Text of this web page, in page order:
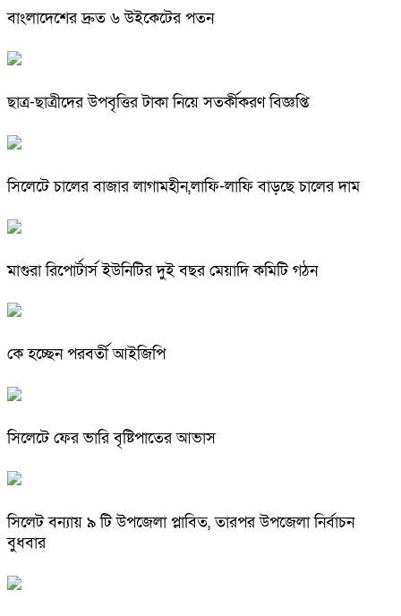
বাংলাদেশের দ্রুত ৬ উইকেটের পতন
ছাত্র-ছাত্রীদের উপবৃত্তির টাকা নিয়ে সতর্কীকরণ বিজ্ঞপ্তি
সিলেটে চালের বাজার লাগামহীন,লাফি-লাফি বাড়ছে চালের দাম
মাগুরা রিপোর্টার্স ইউনিটির দুই বছর মেয়াদি কমিটি গঠন
কে হচ্ছেন পরবর্তী আইজিপি
সিলেটে ফের ভারি বৃষ্টিপাতের আভাস
সিলেট বন্যায় ৯ টি উপজেলা প্লাবিত, তারপর উপজেলা নির্বাচন
বুধবার